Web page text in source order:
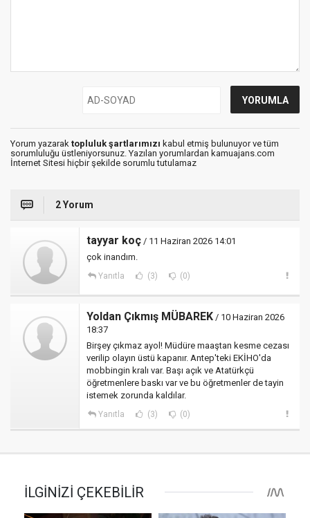
Yorum yazarak topluluk şartlarımızı kabul etmiş bulunuyor ve tüm
sorumluluğu üstleniyorsunuz. Yazılan yorumlardan kamuajans.com
İnternet Sitesi hiçbir şekilde sorumlu tutulamaz
2 Yorum
tayyar koç / 11 Haziran 2026 14:01
çok inandım.
Yanıtla (3) (0)
Yoldan Çıkmış MÜBAREK / 10 Haziran 2026
18:37
Birşey çıkmaz ayol! Müdüre maaştan kesme cezası
verilip olayın üstü kapanır. Antep'teki EKİHO'da
mobbingin kralı var. Başı açık ve Atatürkçü
öğretmenlere baskı var ve bu öğretmenler de tayin
istemek zorunda kaldılar.
Yanıtla (3) (0)